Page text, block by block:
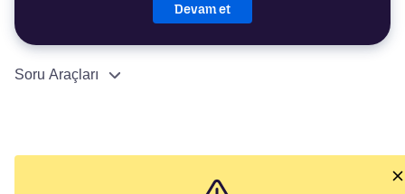
Devam et
Soru Araçları